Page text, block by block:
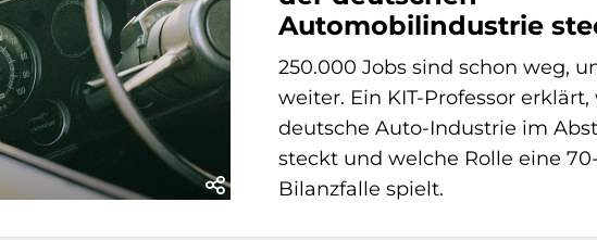
Automobilindustrie
250.000 Jobs sind schon weg,
weiter. Ein KIT-Professor
deutsche Auto-Industrie im
steckt und welche Rolle eine
Bilanzfalle spielt.